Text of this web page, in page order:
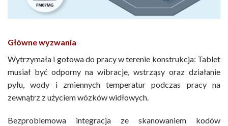
Główne wyzwania
Wytrzymała i gotowa do pracy w terenie konstrukcja: Tablet
musiał być odporny na wibracje, wstrząsy oraz działanie
pyłu, wody i zmiennych temperatur podczas pracy na
zewnątrz z użyciem wózków widłowych.
Bezproblemowa integracja ze skanowaniem kodów